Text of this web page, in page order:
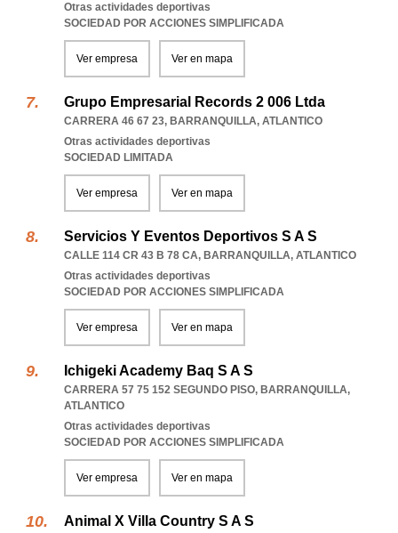
Otras actividades deportivas
SOCIEDAD POR ACCIONES SIMPLIFICADA
Ver empresa Ver en mapa
Grupo Empresarial Records 2 006 Ltda
CARRERA 46 67 23, BARRANQUILLA, ATLANTICO
Otras actividades deportivas
SOCIEDAD LIMITADA
Ver empresa Ver en mapa
Servicios Y Eventos Deportivos S A S
CALLE 114 CR 43 B 78 CA, BARRANQUILLA, ATLANTICO
Otras actividades deportivas
SOCIEDAD POR ACCIONES SIMPLIFICADA
Ver empresa Ver en mapa
Ichigeki Academy Baq S A S
CARRERA 57 75 152 SEGUNDO PISO, BARRANQUILLA,
ATLANTICO
Otras actividades deportivas
SOCIEDAD POR ACCIONES SIMPLIFICADA
Ver empresa Ver en mapa
Animal X Villa Country S A S